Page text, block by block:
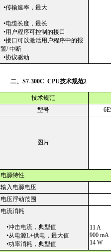
•传输速率，最大
•电缆长度，最长
•用户程序可控制的接口
•接口可以激活用户程序中的报
警/ 中断
•协议驱动
二、S7-300C CPU技术规范2
技术规范
型号
图片
电源特性
输入电源电压
电压浮动范围
电流消耗
•冲击电流，典型值
•从电源L+供电，最大值
•功率消耗，典型值
11 A
900 mA
14 W